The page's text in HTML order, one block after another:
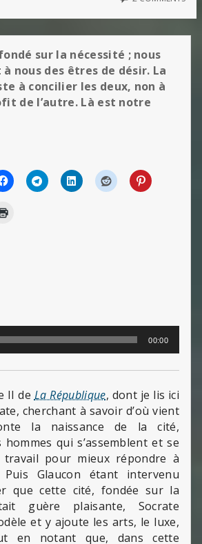
sur la nécessité ; nous
nous des êtres de désir. La
à concilier les deux, non à
de l’autre. Là est notre
00:00
II de La République, dont je lis ici
cherchant à savoir d’où vient
la naissance de la cité,
hommes qui s’assemblent et se
pour mieux répondre à
Glaucon étant intervenu
que cette cité, fondée sur la
guère plaisante, Socrate
et y ajoute les arts, le luxe,
en notant que, dans cette